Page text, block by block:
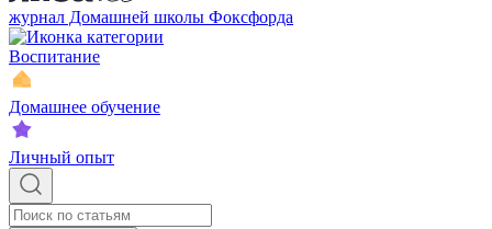
журнал Домашней школы Фоксфорда
Воспитание
Домашнее обучение
Личный опыт